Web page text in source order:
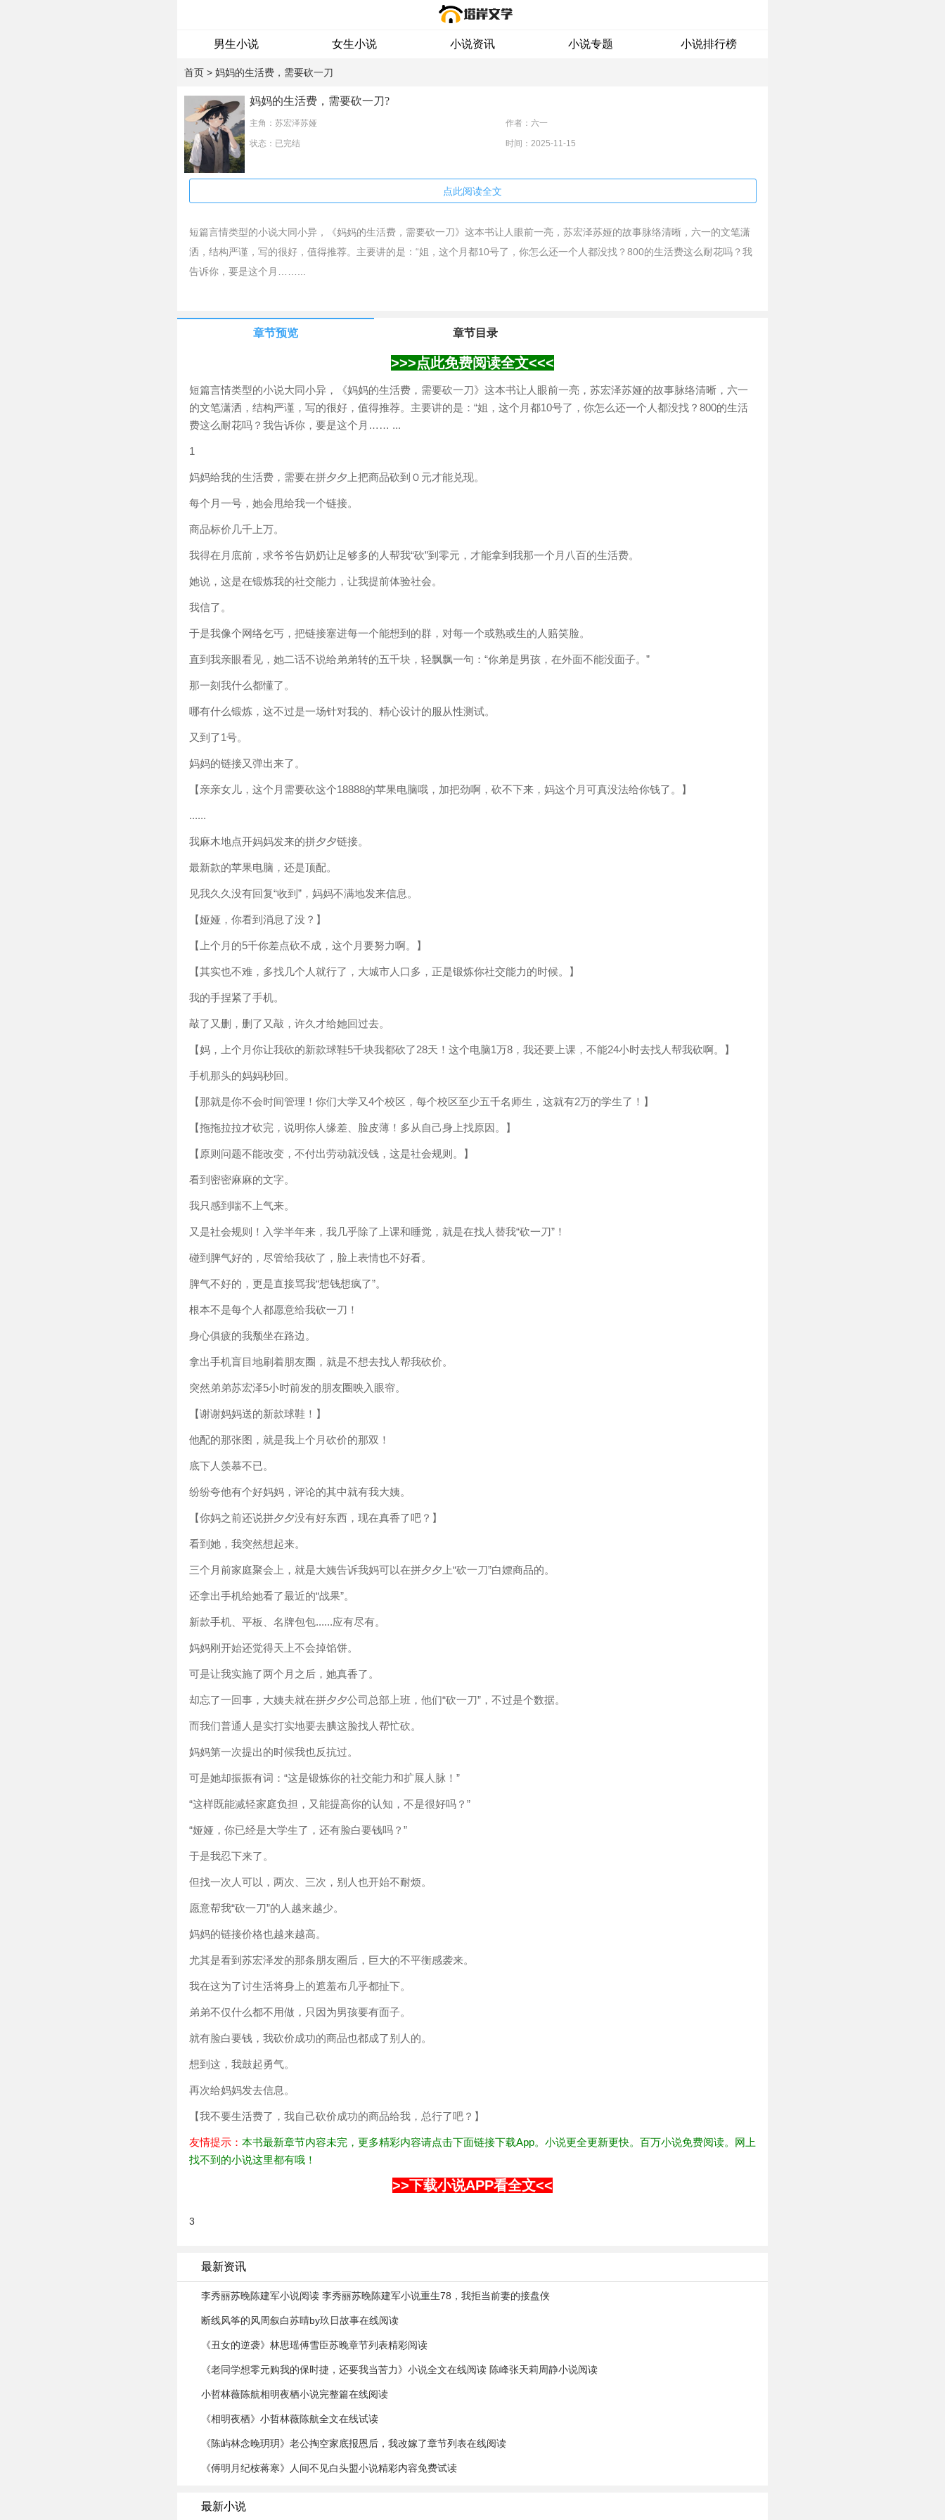
男生小说 女生小说 小说资讯 小说专题 小说排行榜
首页 > 妈妈的生活费，需要砍一刀
妈妈的生活费，需要砍一刀?
主角：苏宏泽苏娅 作者：六一
状态：已完结 时间：2025-11-15
点此阅读全文
短篇言情类型的小说大同小异，《妈妈的生活费，需要砍一刀》这本书让人眼前一亮，苏宏泽苏娅的故事脉络清晰，六一的文笔潇
洒，结构严谨，写的很好，值得推荐。主要讲的是：“姐，这个月都10号了，你怎么还一个人都没找？800的生活费这么耐花吗？我
告诉你，要是这个月……...
章节预览 章节目录
>>>点此免费阅读全文<<<
短篇言情类型的小说大同小异，《妈妈的生活费，需要砍一刀》这本书让人眼前一亮，苏宏泽苏娅的故事脉络清晰，六一
的文笔潇洒，结构严谨，写的很好，值得推荐。主要讲的是：“姐，这个月都10号了，你怎么还一个人都没找？800的生活
费这么耐花吗？我告诉你，要是这个月…… ...
1
妈妈给我的生活费，需要在拼夕夕上把商品砍到０元才能兑现。
每个月一号，她会甩给我一个链接。
商品标价几千上万。
我得在月底前，求爷爷告奶奶让足够多的人帮我“砍”到零元，才能拿到我那一个月八百的生活费。
她说，这是在锻炼我的社交能力，让我提前体验社会。
我信了。
于是我像个网络乞丐，把链接塞进每一个能想到的群，对每一个或熟或生的人赔笑脸。
直到我亲眼看见，她二话不说给弟弟转的五千块，轻飘飘一句：“你弟是男孩，在外面不能没面子。”
那一刻我什么都懂了。
哪有什么锻炼，这不过是一场针对我的、精心设计的服从性测试。
又到了1号。
妈妈的链接又弹出来了。
【亲亲女儿，这个月需要砍这个18888的苹果电脑哦，加把劲啊，砍不下来，妈这个月可真没法给你钱了。】
......
我麻木地点开妈妈发来的拼夕夕链接。
最新款的苹果电脑，还是顶配。
见我久久没有回复“收到”，妈妈不满地发来信息。
【娅娅，你看到消息了没？】
【上个月的5千你差点砍不成，这个月要努力啊。】
【其实也不难，多找几个人就行了，大城市人口多，正是锻炼你社交能力的时候。】
我的手捏紧了手机。
敲了又删，删了又敲，许久才给她回过去。
【妈，上个月你让我砍的新款球鞋5千块我都砍了28天！这个电脑1万8，我还要上课，不能24小时去找人帮我砍啊。】
手机那头的妈妈秒回。
【那就是你不会时间管理！你们大学又4个校区，每个校区至少五千名师生，这就有2万的学生了！】
【拖拖拉拉才砍完，说明你人缘差、脸皮薄！多从自己身上找原因。】
【原则问题不能改变，不付出劳动就没钱，这是社会规则。】
看到密密麻麻的文字。
我只感到喘不上气来。
又是社会规则！入学半年来，我几乎除了上课和睡觉，就是在找人替我“砍一刀”！
碰到脾气好的，尽管给我砍了，脸上表情也不好看。
脾气不好的，更是直接骂我“想钱想疯了”。
根本不是每个人都愿意给我砍一刀！
身心俱疲的我颓坐在路边。
拿出手机盲目地刷着朋友圈，就是不想去找人帮我砍价。
突然弟弟苏宏泽5小时前发的朋友圈映入眼帘。
【谢谢妈妈送的新款球鞋！】
他配的那张图，就是我上个月砍价的那双！
底下人羡慕不已。
纷纷夸他有个好妈妈，评论的其中就有我大姨。
【你妈之前还说拼夕夕没有好东西，现在真香了吧？】
看到她，我突然想起来。
三个月前家庭聚会上，就是大姨告诉我妈可以在拼夕夕上“砍一刀”白嫖商品的。
还拿出手机给她看了最近的“战果”。
新款手机、平板、名牌包包......应有尽有。
妈妈刚开始还觉得天上不会掉馅饼。
可是让我实施了两个月之后，她真香了。
却忘了一回事，大姨夫就在拼夕夕公司总部上班，他们“砍一刀”，不过是个数据。
而我们普通人是实打实地要去腆这脸找人帮忙砍。
妈妈第一次提出的时候我也反抗过。
可是她却振振有词：“这是锻炼你的社交能力和扩展人脉！”
“这样既能减轻家庭负担，又能提高你的认知，不是很好吗？”
“娅娅，你已经是大学生了，还有脸白要钱吗？”
于是我忍下来了。
但找一次人可以，两次、三次，别人也开始不耐烦。
愿意帮我“砍一刀”的人越来越少。
妈妈的链接价格也越来越高。
尤其是看到苏宏泽发的那条朋友圈后，巨大的不平衡感袭来。
我在这为了讨生活将身上的遮羞布几乎都扯下。
弟弟不仅什么都不用做，只因为男孩要有面子。
就有脸白要钱，我砍价成功的商品也都成了别人的。
想到这，我鼓起勇气。
再次给妈妈发去信息。
【我不要生活费了，我自己砍价成功的商品给我，总行了吧？】
友情提示： 本书最新章节内容未完，更多精彩内容请点击下面链接下载App。小说更全更新更快。百万小说免费阅读。网上
找不到的小说这里都有哦！
>>下载小说APP看全文<<
3
最新资讯
李秀丽苏晚陈建军小说阅读 李秀丽苏晚陈建军小说重生78，我拒当前妻的接盘侠
断线风筝的风周叙白苏晴by玖日故事在线阅读
《丑女的逆袭》林思瑶傅雪臣苏晚章节列表精彩阅读
《老同学想零元购我的保时捷，还要我当苦力》小说全文在线阅读 陈峰张天莉周静小说阅读
小哲林薇陈航相明夜栖小说完整篇在线阅读
《相明夜栖》小哲林薇陈航全文在线试读
《陈屿林念晚玥玥》老公掏空家底报恩后，我改嫁了章节列表在线阅读
《傅明月纪桉蒋寒》人间不见白头盟小说精彩内容免费试读
最新小说